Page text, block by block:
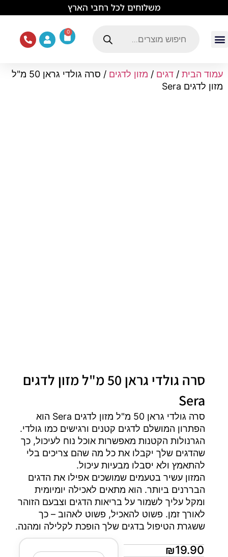
משלוחים לכל רחבי הארץ
0
עמוד הבית / דגים / מזון לדגים
/ סרה גולדי גראן 50 מ"ל
מזון לדגים Sera
סרה גולדי גראן 50 מ"ל מזון לדגים
Sera
סרה גולדי גראן 50 מ"ל מזון לדגים Sera הוא
הפתרון המושלם לדגים קטנים ורגישים כמו גולדי.
הגרנולות הקטנות מאפשרות אוכל נוח לעיכול, כך
שהדגים שלך יקבלו את כל מה שהם צריכים בלי
להתאמץ ולא יסבלו מבעיות עיכול.
המזון עשיר בטעמים שמושכים אפילו את הדגים
הבררנים ביותר. הוא מתאים לאכילה יומיומית
ומקל עליך לשמור על בריאות הדגים וצבעם הזוהר
לאורך זמן. פשוט להאכיל, פשוט לאהוב – כך
ששגרת הטיפול בדגים שלך הופכת לקלילה ומהנה.
₪19.90